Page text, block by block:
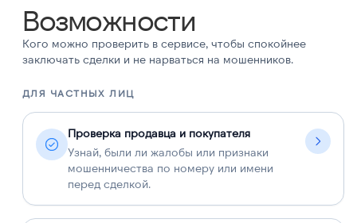
Возможности
Кого можно проверить в сервисе, чтобы спокойнее
заключать сделки и не нарваться на мошенников.
ДЛЯ ЧАСТНЫХ ЛИЦ
Проверка продавца и покупателя
Узнай, были ли жалобы или признаки
мошенничества по номеру или имени
перед сделкой.